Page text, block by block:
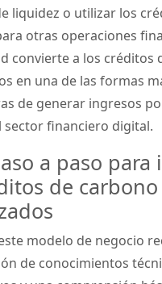
liquidez o utilizar los
otras operaciones
convierte a los créditos
en una de las formas
de generar ingresos
sector financiero digital.
a paso para
de carbono
modelo de negocio
de conocimientos